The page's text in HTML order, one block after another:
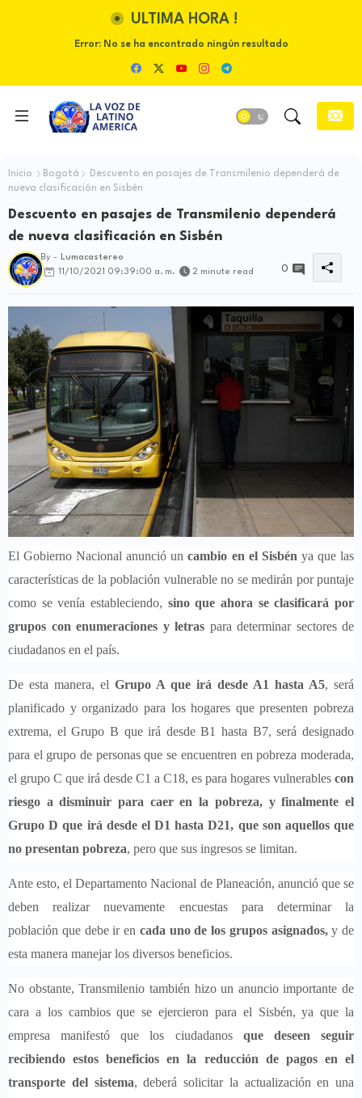
ULTIMA HORA !
Error:No se ha encontrado ningún resultado
Inicio Bogotá
Descuento en pasajes de Transmilenio dependerá de
nueva clasificación en Sisbén
Descuento en pasajes de Transmilenio dependerá
de nueva clasificación en Sisbén
By -
Lumacastereo
11/10/2021 09:39:00 a. m.
2 minute read 0
El Gobierno Nacional anunció uncambio en el Sisbén ya que las
características de la población vulnerable no se medirán por puntaje
como se venía estableciendo, sino que ahora se clasificará por
grupos con enumeraciones y letras para determinar sectores de
ciudadanos en el país.
De esta manera, el Grupo A que irá desde A1 hasta A5, será
planificado y organizado para los hogares que presenten pobreza
extrema, el Grupo B que irá desde B1 hasta B7, será designado
para el grupo de personas que se encuentren en pobreza moderada,
el grupo C que irá desde C1 a C18, es para hogares vulnerables con
riesgo a disminuir para caer en la pobreza, y finalmente el
Grupo D que irá desde el D1 hasta D21, que son aquellos que
no presentan pobreza, pero que sus ingresos se limitan.
Ante esto, el Departamento Nacional de Planeación, anunció que se
deben realizar nuevamente encuestas para determinar la
población que debe ir en cada uno de los grupos asignados,y de
esta manera manejar los diversos beneficios.
No obstante, Transmilenio también hizo un anuncio importante de
cara a los cambios que se ejercieron para el Sisbén, ya que la
empresa manifestó que los ciudadanos que deseen seguir
recibiendo estos beneficios en la reducción de pagos en el
transporte del sistema, deberá solicitar la actualización en una